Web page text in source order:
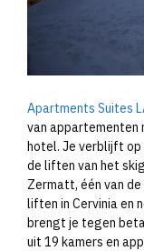
Apartments Suites
van appartementen
hotel. Je verblijft op
de liften van het
Zermatt, één van
liften in Cervinia en
brengt je tegen
uit 19 kamers en